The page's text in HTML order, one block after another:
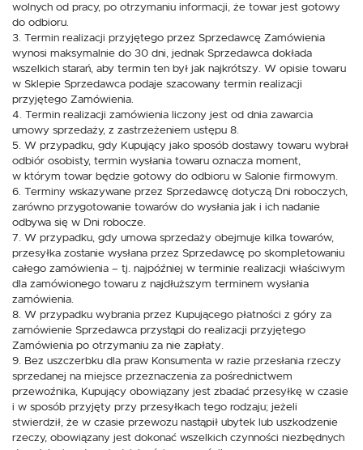
wolnych od pracy, po otrzymaniu informacji, że towar jest gotowy
do odbioru.
3. Termin realizacji przyjętego przez Sprzedawcę Zamówienia
wynosi maksymalnie do 30 dni, jednak Sprzedawca dokłada
wszelkich starań, aby termin ten był jak najkrótszy. W opisie towaru
w Sklepie Sprzedawca podaje szacowany termin realizacji
przyjętego Zamówienia.
4. Termin realizacji zamówienia liczony jest od dnia zawarcia
umowy sprzedaży, z zastrzeżeniem ustępu 8.
5. W przypadku, gdy Kupujący jako sposób dostawy towaru wybrał
odbiór osobisty, termin wysłania towaru oznacza moment,
w którym towar będzie gotowy do odbioru w Salonie firmowym.
6. Terminy wskazywane przez Sprzedawcę dotyczą Dni roboczych,
zarówno przygotowanie towarów do wysłania jak i ich nadanie
odbywa się w Dni robocze.
7. W przypadku, gdy umowa sprzedaży obejmuje kilka towarów,
przesyłka zostanie wysłana przez Sprzedawcę po skompletowaniu
całego zamówienia – tj. najpóźniej w terminie realizacji właściwym
dla zamówionego towaru z najdłuższym terminem wysłania
zamówienia.
8. W przypadku wybrania przez Kupującego płatności z góry za
zamówienie Sprzedawca przystąpi do realizacji przyjętego
Zamówienia po otrzymaniu za nie zapłaty.
9. Bez uszczerbku dla praw Konsumenta w razie przesłania rzeczy
sprzedanej na miejsce przeznaczenia za pośrednictwem
przewoźnika, Kupujący obowiązany jest zbadać przesyłkę w czasie
i w sposób przyjęty przy przesyłkach tego rodzaju; jeżeli
stwierdził, że w czasie przewozu nastąpił ubytek lub uszkodzenie
rzeczy, obowiązany jest dokonać wszelkich czynności niezbędnych